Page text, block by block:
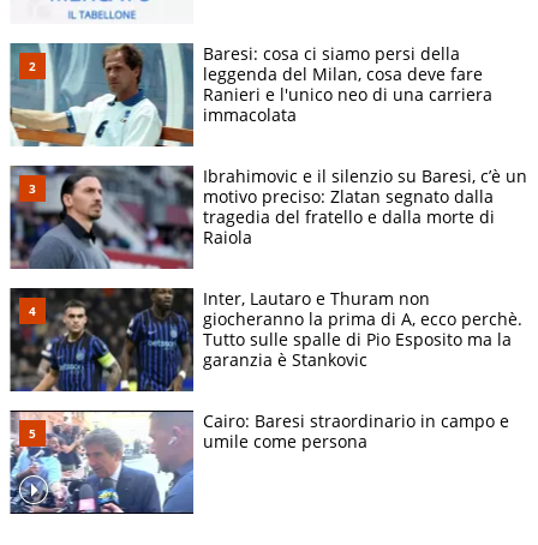
Baresi: cosa ci siamo persi della
leggenda del Milan, cosa deve fare
Ranieri e l'unico neo di una carriera
immacolata
Ibrahimovic e il silenzio su Baresi, c’è un
motivo preciso: Zlatan segnato dalla
tragedia del fratello e dalla morte di
Raiola
Inter, Lautaro e Thuram non
giocheranno la prima di A, ecco perchè.
Tutto sulle spalle di Pio Esposito ma la
garanzia è Stankovic
Cairo: Baresi straordinario in campo e
umile come persona